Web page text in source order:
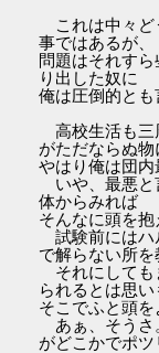
これは中々ど
事ではあるが、
問題はそれす
り出した奴に
俺は圧倒的とも
高校生活も三
がただならぬ物
やはり俺は団内
いや、最悪と
体からみれば
そんなに頭を抱
試験前にはハ
で解らない所を
それにしても
られるとは思
そこでふと頭を
あぁ、そうさ
がどこかでポツ